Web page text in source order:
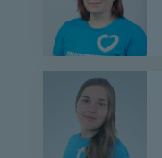
Annukka
Hiltunen